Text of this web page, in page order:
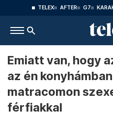
TELEX AFTER G7
Emiatt van, hogy
az én
matracomon
férfiakkal